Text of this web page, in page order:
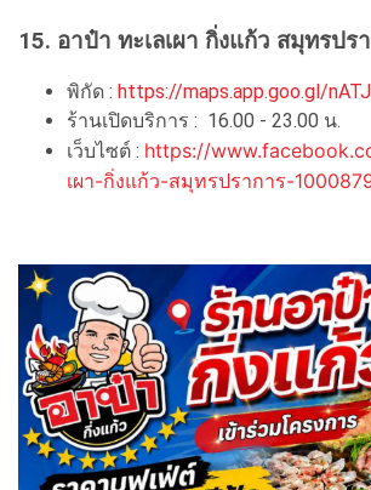
15. อาป๋า ทะเลเผา กิ่งแก้ว สมุทรปร
พิกัด : https://maps.app.goo.gl/
ร้านเปิดบริการ : 16.00 - 23.00 น.
เว็บไซต์ : https://
เผา-กิ่งแก้ว-สมุทรปราการ-